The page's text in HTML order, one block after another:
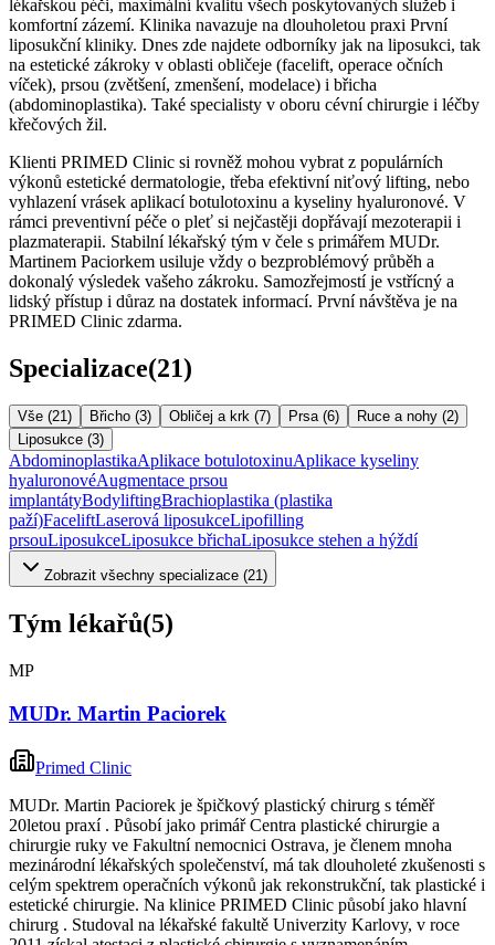
lékařskou péči, maximální kvalitu všech poskytovaných služeb i
komfortní zázemí. Klinika navazuje na dlouholetou praxi První
liposukční kliniky. Dnes zde najdete odborníky jak na liposukci, tak
na estetické zákroky v oblasti obličeje (facelift, operace očních
víček), prsou (zvětšení, zmenšení, modelace) i břicha
(abdominoplastika). Také specialisty v oboru cévní chirurgie i léčby
křečových žil.
Klienti PRIMED Clinic si rovněž mohou vybrat z populárních
výkonů estetické dermatologie, třeba efektivní niťový lifting, nebo
vyhlazení vrásek aplikací botulotoxinu a kyseliny hyaluronové. V
rámci preventivní péče o pleť si nejčastěji dopřávají mezoterapii i
plazmaterapii. Stabilní lékařský tým v čele s primářem MUDr.
Martinem Paciorkem usiluje vždy o bezproblémový průběh a
dokonalý výsledek vašeho zákroku. Samozřejmostí je vstřícný a
lidský přístup i důraz na dostatek informací. První návštěva je na
PRIMED Clinic zdarma.
Specializace(21)
Vše (21) Břicho (3) Obličej a krk (7) Prsa(6) Ruce a nohy (2)
Liposukce (3)
AbdominoplastikaAplikace botulotoxinuAplikace kyseliny
hyaluronovéAugmentace prsou
implantátyBodyliftingBrachioplastika (plastika
paží)FaceliftLaserová liposukceLipofilling
prsouLiposukceLiposukce břichaLiposukce stehen a hýždí
Zobrazit všechny specializace (21)
Tým lékařů(5)
MP
MUDr. Martin Paciorek
Primed Clinic
MUDr. Martin Paciorek je špičkový plastický chirurg s téměř
20letou praxí . Působí jako primář Centra plastické chirurgie a
chirurgie ruky ve Fakultní nemocnici Ostrava, je členem mnoha
mezinárodní lékařských společenství, má tak dlouholeté zkušenosti s
celým spektrem operačních výkonů jak rekonstrukční, tak plastické i
estetické chirurgie. Na klinice PRIMED Clinic působí jako hlavní
chirurg . Studoval na lékařské fakultě Univerzity Karlovy, v roce